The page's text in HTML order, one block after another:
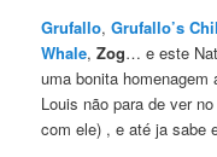
Grufallo,Grufallo’s
Whale,Zog… e este
uma bonita
Louis não para de ver
com ele) , e até ja sabe